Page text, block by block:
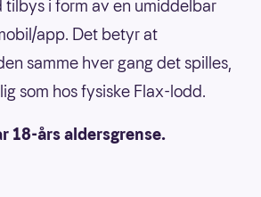
i form av en umiddelbar
app. Det betyr at
samme hver gang det spilles,
som hos fysiske Flax-lodd.
18-års aldersgrense.